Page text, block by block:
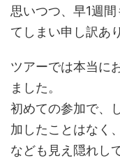
思いつつ、早1週
てしまい申し訳あ
ツアーでは本当に
ました。
初めての参加で、
加したことはなく
なども見え隠れし